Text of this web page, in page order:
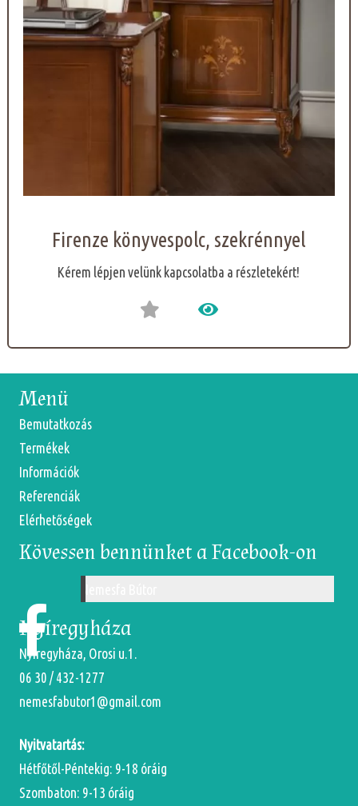
Firenze könyvespolc, szekrénnyel
Kérem lépjen velünk kapcsolatba a részletekért!
Menü
Bemutatkozás
Termékek
Információk
Referenciák
Elérhetőségek
Kövessen bennünket a Facebook-on
Nyíregyháza
Nyíregyháza, Orosi u.1.
06 30 / 432-1277
nemesfabutor1@gmail.com
Nyitvatartás:
Hétfőtől-Péntekig: 9-18 óráig
Szombaton: 9-13 óráig